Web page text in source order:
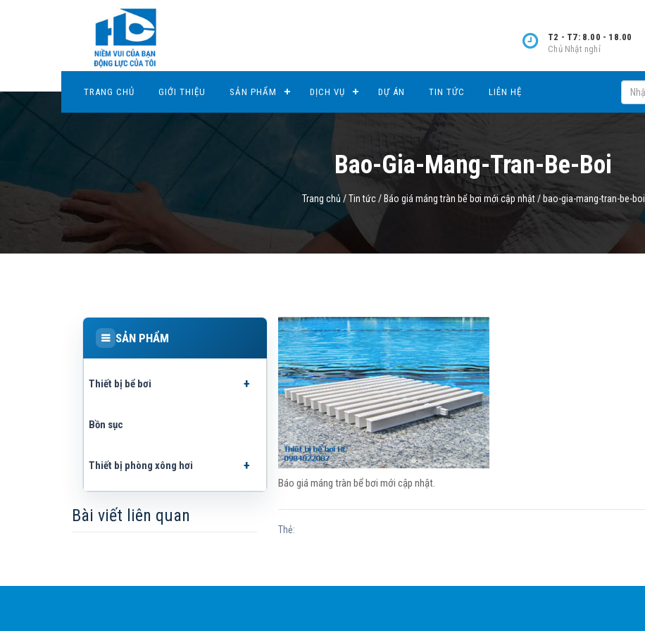
T2 - T7: 8.00 - 18.00
Chủ Nhật nghỉ
TRANG CHỦ GIỚI THIỆU SẢN PHẨM DỊCH VỤ DỰ ÁN TIN TỨC LIÊN HỆ
Bao-Gia-Mang-Tran-Be-Boi
Trang chủ/Tin tức/ Báo giá máng tràn bể bơi mới cập nhật/bao-gia-mang-tran-be-boi
Báo giá máng tràn bể bơi mới cập nhật.
Thẻ:
SẢN PHẨM
Thiết bị bể bơi
Bồn sục
Thiết bị phòng xông hơi
Bài viết liên quan